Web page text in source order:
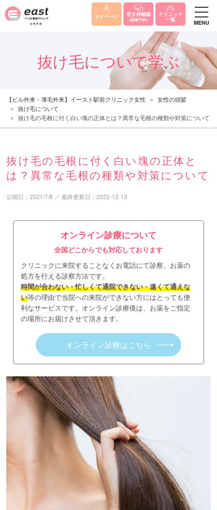
マイページ 空き枠確認
(診察予約)
クリニック
一覧 MENU
抜け毛について学ぶ
【ピル外来・薄毛外来】イースト駅前クリニック女性
女性の頭髪
抜け毛について
抜け毛の毛根に付く白い塊の正体とは？異常な毛根の種類や対策について
抜け毛の毛根に付く白い塊の正体と
は？異常な毛根の種類や対策について
公開日：2021/7/8 ／最終更新日：2022-12-13
オンライン診療について
全国どこからでも対応しております
クリニックに来院することなくお電話にて診察、お薬の
処方を行える診察方法です。
時間が合わない・忙しくて通院できない・遠くて通えな
い等の理由で当院への来院ができない方にはとっても便
利なサービスです。オンライン診療後は、お薬をご指定
の場所にお届けさせて頂きます。
オンライン診療はこちら